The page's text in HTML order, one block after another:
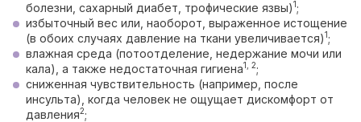
болезни, сахарный диабет, трофические язвы)1 ;
избыточный вес или, наоборот, выраженное истощение
(в обоих случаях давление на ткани увеличивается)1 ;
влажная среда (потоотделение, недержание мочи или
кала), а также недостаточная гигиена1, 2;
сниженная чувствительность (например, после
инсульта), когда человек не ощущает дискомфорт от
давления2;